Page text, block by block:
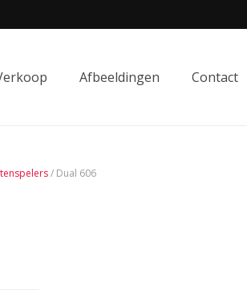
Afbeeldingen Contact
/ Dual 606